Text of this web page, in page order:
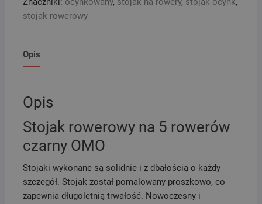
OMO
stojak rowerowy
Opis
Opis
Stojak rowerowy na 5 rowerów
czarny OMO
Stojaki wykonane są solidnie i z dbałością o każdy
szczegół. Stojak został pomalowany proszkowo, co
zapewnia długoletnią trwałość. Nowoczesny i